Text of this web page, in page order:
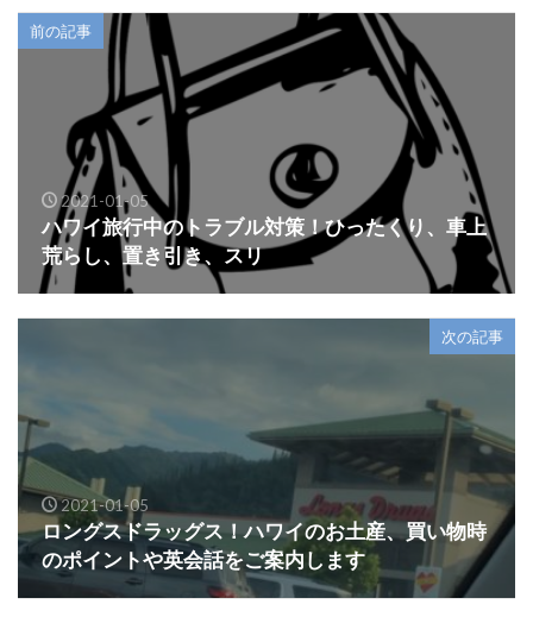
前の記事
2021-01-05
ハワイ旅行中のトラブル対策！ひったくり、車上
荒らし、置き引き、スリ
次の記事
2021-01-05
ロングスドラッグス！ハワイのお土産、買い物時
のポイントや英会話をご案内します